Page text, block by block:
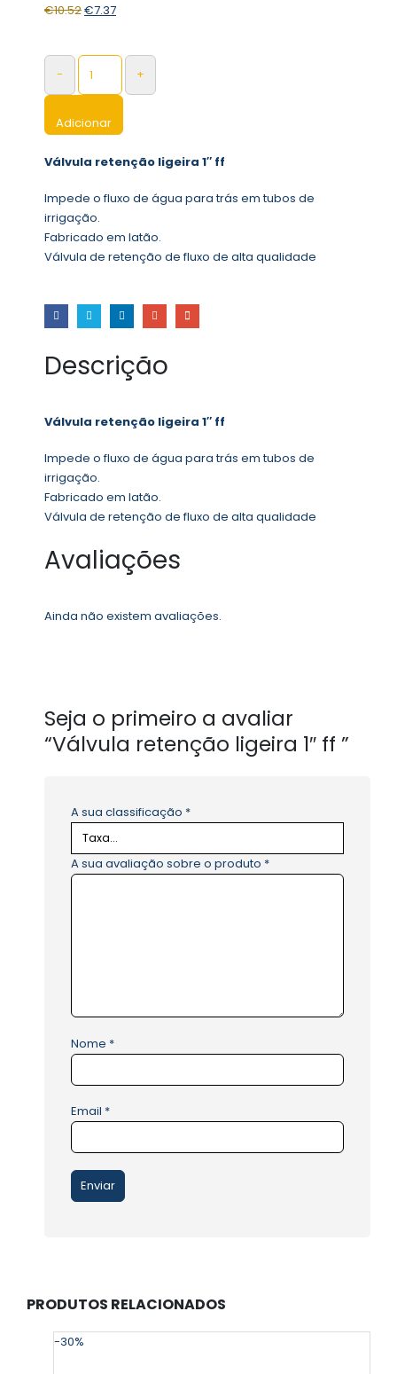
€10.52€7.37
- +
Adicionar
Válvula retenção ligeira 1″ ff
Impede o fluxo de água para trás em tubos de
irrigação.
Fabricado em latão.
Válvula de retenção de fluxo de alta qualidade
Descrição
Válvula retenção ligeira 1″ ff
Impede o fluxo de água para trás em tubos de
irrigação.
Fabricado em latão.
Válvula de retenção de fluxo de alta qualidade
Avaliações
Ainda não existem avaliações.
Seja o primeiro a avaliar
“Válvula retenção ligeira 1″ ff ”
A sua classificação *
A sua avaliação sobre o produto *
Nome *
Email *
PRODUTOS RELACIONADOS
-30%